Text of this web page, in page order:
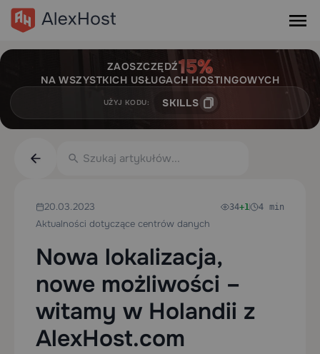
ZAOSZCZĘDŹ
NA WSZYSTKICH USŁUGACH HOSTINGOWYCH
UŻYJ KODU: SKILLS
20.03.2023
Aktualności dotyczące centrów danych
34+1 4 min
Nowa lokalizacja,
nowe możliwości –
witamy w Holandii z
AlexHost.com